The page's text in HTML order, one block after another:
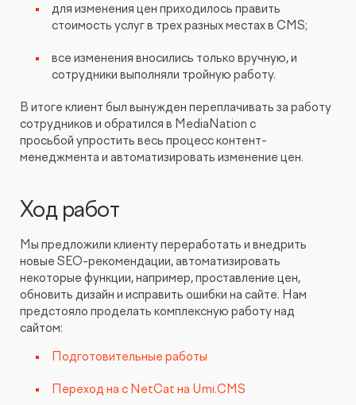
для изменения цен приходилось править
стоимость услуг в трех разных местах в CMS;
все изменения вносились только вручную, и
сотрудники выполняли тройную работу.
В итоге клиент был вынужден переплачивать за работу
сотрудников и обратился в MediaNation с
просьбой упростить весь процесс контент-
менеджмента и автоматизировать изменение цен.
Ход работ
Мы предложили клиенту переработать и внедрить
новые SEO-рекомендации, автоматизировать
некоторые функции, например, проставление цен,
обновить дизайн и исправить ошибки на сайте. Нам
предстояло проделать комплексную работу над
сайтом:
Подготовительные работы
Переход на с NetCat на Umi.CMS